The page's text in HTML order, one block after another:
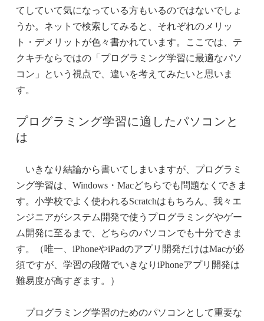
てしていて気になっている方もいるのではないでしょ
うか。ネットで検索してみると、それぞれのメリッ
ト・デメリットが色々書かれています。ここでは、テ
クキチならではの「プログラミング学習に最適なパソ
コン」という視点で、違いを考えてみたいと思いま
す。
プログラミング学習に適したパソコンと
は
いきなり結論から書いてしまいますが、プログラミ
ング学習は、Windows・Macどちらでも問題なくできま
す。小学校でよく使われるScratchはもちろん、我々エ
ンジニアがシステム開発で使うプログラミングやゲー
ム開発に至るまで、どちらのパソコンでも十分できま
す。（唯一、iPhoneやiPadのアプリ開発だけはMacが必
須ですが、学習の段階でいきなりiPhoneアプリ開発は
難易度が高すぎます。）
プログラミング学習のためのパソコンとして重要な